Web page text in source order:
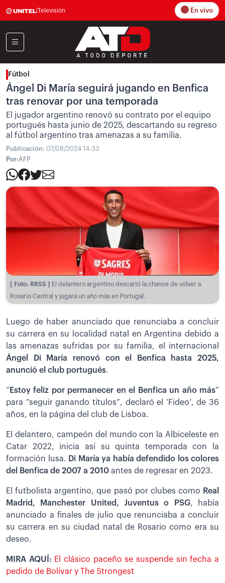
Televisión En vivo
Fútbol
Ángel Di María seguirá jugando en Benfica
tras renovar por una temporada
El jugador argentino renovó su contrato por el equipo
portugués hasta junio de 2025, descartando su regreso
al fútbol argentino tras amenazas a su familia.
Publicación: 07/08/2024 14:33
Por:AFP
[ Foto: RRSS ]
El delantero argentino descartó la chance de volver a
Rosario Central y jugará un año más en Portugal.
Luego de haber anunciado que renunciaba a concluir
su carrera en su localidad natal en Argentina debido a
las amenazas sufridas por su familia, el internacional
Ángel Di María renovó con el Benfica hasta 2025,
anunció el club portugués.
“ Estoy feliz por permanecer en el Benfica un año más”
para “seguir ganando títulos”, declaró el ‘Fideo’, de 36
años, en la página del club de Lisboa.
El delantero, campeón del mundo con la Albiceleste en
Catar 2022, inicia así su quinta temporada con la
formación lusa. Di María ya había defendido los colores
del Benfica de 2007 a 2010 antes de regresar en 2023.
El futbolista argentino, que pasó por clubes como Real
Madrid, Manchester United, Juventus o PSG, había
anunciado a finales de julio que renunciaba a concluir
su carrera en su ciudad natal de Rosario como era su
deseo.
MIRA AQUÍ: El clásico paceño se suspende sin fecha a
pedido de Bolívar y The Strongest